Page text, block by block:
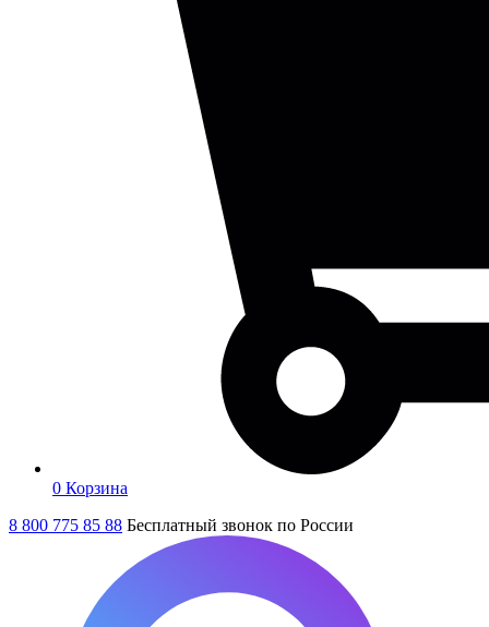
0 Корзина
8 800 775 85 88 Бесплатный звонок по России